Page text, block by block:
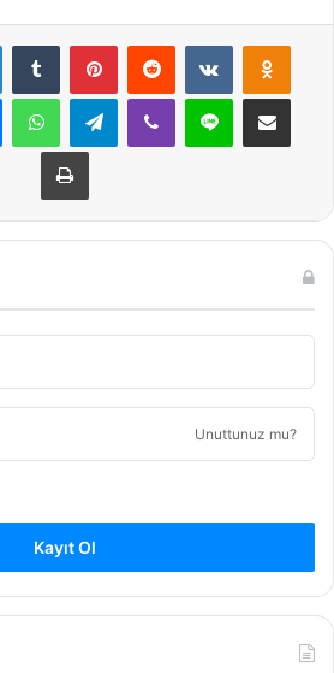
LinkedInTumblr PinterestReddit VKontakte
MessengerWhatsAppTelegramViber Line E-Posta ile
Yazdır
Unuttunuz mu?
Kayıt Ol